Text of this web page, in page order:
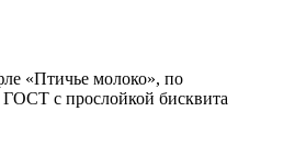
«Птичье молоко», по
ГОСТ с прослойкой бисквита